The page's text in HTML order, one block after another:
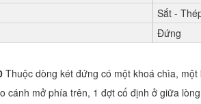
Sắt -
Đứng
Thuộc dòng két đứng có một khoá chìa,
cánh mở phía trên, 1 đợt cố định ở giữa